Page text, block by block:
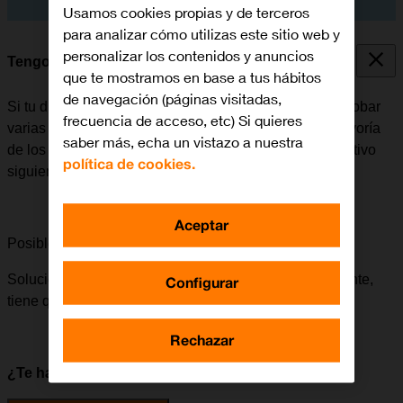
Tengo problemas con el dispositivo
Si tu dispositivo no funciona correctamente, puedes probar
varias soluciones para resolver el problema. En la mayoría
de los casos podrás resolver el problema de tu dispositivo
siguiendo estas guías de soluciones:
Posible solución 1 de 8:Cargar la batería
Solución:
Para que tu dispositivo funcione correctamente,
tiene que haber carga en la batería.
¿Te ha servido de ayuda?
Usamos cookies propias y de terceros
para analizar cómo utilizas este sitio web y
personalizar los contenidos y anuncios
que te mostramos en base a tus hábitos
de navegación (páginas visitadas,
frecuencia de acceso, etc) Si quieres
saber más, echa un vistazo a nuestra
política de cookies.
Configurar
Rechazar
Aceptar